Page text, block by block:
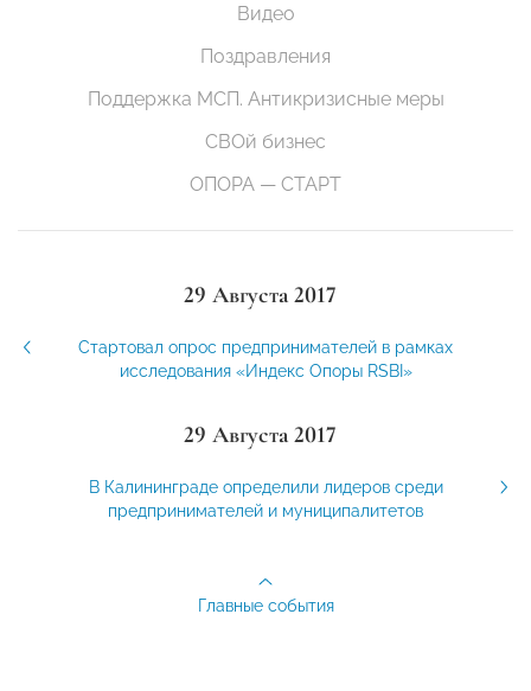
Видео
Поздравления
Поддержка МСП. Антикризисные меры
СВОй бизнес
ОПОРА — СТАРТ
29 Августа 2017
Стартовал опрос предпринимателей в рамках
исследования «Индекс Опоры RSBI»
29 Августа 2017
В Калининграде определили лидеров среди
предпринимателей и муниципалитетов
Главные события